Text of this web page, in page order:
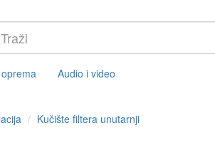
Audio i video
Kučište filtera unutarnji